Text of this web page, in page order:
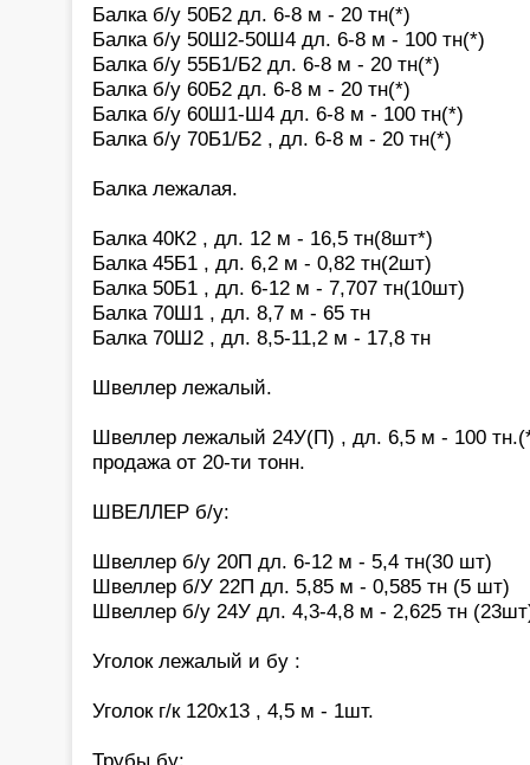
Балка б/у 50Б2 дл. 6-8 м - 20 тн(*)
Балка б/у 50Ш2-50Ш4 дл. 6-8 м - 100 тн(*)
Балка б/у 55Б1/Б2 дл. 6-8 м - 20 тн(*)
Балка б/у 60Б2 дл. 6-8 м - 20 тн(*)
Балка б/у 60Ш1-Ш4 дл. 6-8 м - 100 тн(*)
Балка б/у 70Б1/Б2 , дл. 6-8 м - 20 тн(*)
Балка лежалая.
Балка 40К2 , дл. 12 м - 16,5 тн(8шт*)
Балка 45Б1 , дл. 6,2 м - 0,82 тн(2шт)
Балка 50Б1 , дл. 6-12 м - 7,707 тн(10шт)
Балка 70Ш1 , дл. 8,7 м - 65 тн
Балка 70Ш2 , дл. 8,5-11,2 м - 17,8 тн
Швеллер лежалый.
Швеллер лежалый 24У(П) , дл. 6,5 м - 100
продажа от 20-ти тонн.
ШВЕЛЛЕР б/у:
Швеллер б/у 20П дл. 6-12 м - 5,4 тн(30 шт)
Швеллер б/У 22П дл. 5,85 м - 0,585 тн (5 шт)
Швеллер б/у 24У дл. 4,3-4,8 м - 2,625 тн
Уголок лежалый и бу :
Уголок г/к 120х13 , 4,5 м - 1шт.
Трубы бу: